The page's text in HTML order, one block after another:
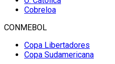
Cobreloa
CONMEBOL
Copa Libertadores
Copa Sudamericana